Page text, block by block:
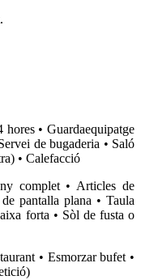
.
hores • Guardaequipatge
de bugaderia • Saló
• Calefacció
complet • Articles de
pantalla plana • Taula
forta • Sòl de fusta o
• Esmorzar bufet •